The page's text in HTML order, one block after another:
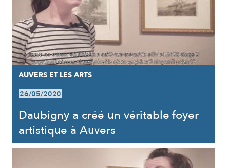
AUVERS ET LES ARTS
26/05/2020
Daubigny a créé un véritable foyer
artistique à Auvers